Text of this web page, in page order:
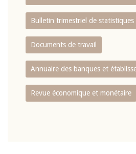
Bulletin trimestriel de statistiques
Documents de travail
Annuaire des banques et
Revue économique et monétaire